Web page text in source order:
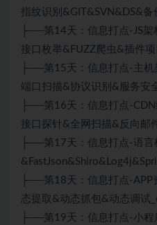
指纹识别&GIT&SVN&DS&
├──第14天：信息打点-JS架
接口枚举&FUZZ爬虫&插件
├──第15天：信息打点-主
端口扫描&协议识别&服务安
├──第16天：信息打点-
接口探针&全网扫描&反向邮
├──第17天：信息打点-语言
├──第18天：信息打点-APP
态提取&动态抓包&动态调试
├──第19天：信息打点-小程